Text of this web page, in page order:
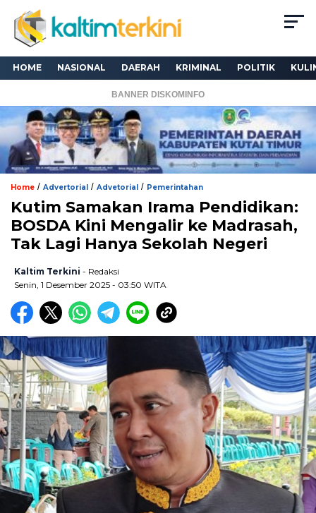
HOME NASIONAL DAERAH KRIMINAL POLITIK
BANNER DISKOMINFO
Home / Advertorial / Advetorial / Pemerintahan
Kutim Samakan Irama Pendidikan:
BOSDA Kini Mengalir ke Madrasah,
Tak Lagi Hanya Sekolah Negeri
Kaltim Terkini - Redaksi
Senin, 1 Desember 2025 - 03:50 WITA